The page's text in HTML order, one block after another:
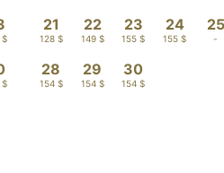
$
$
21
128 $
22
149 $
23
155 $
24
155 $
25
-
28
154 $
29
154 $
30
154 $